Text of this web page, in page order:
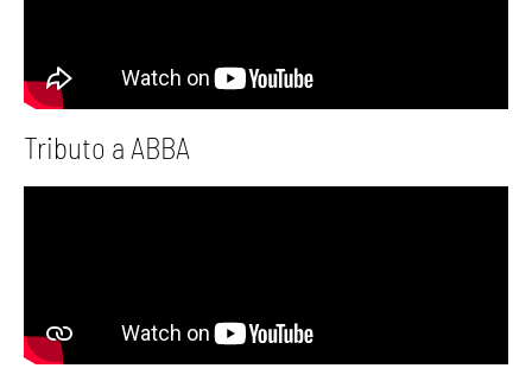
Tributo a ABBA